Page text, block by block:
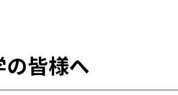
の皆様へ